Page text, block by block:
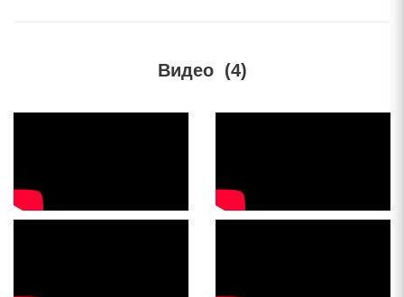
Видео (4)